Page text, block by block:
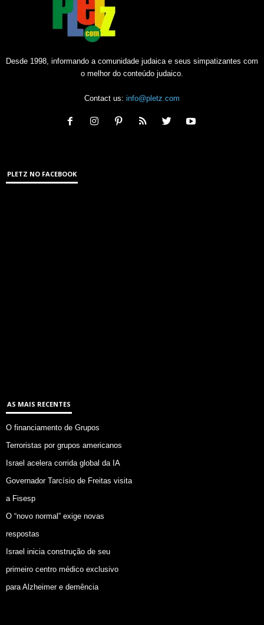
Desde 1998, informando a comunidade judaica e seus simpatizantes com
o melhor do conteúdo judaico.
Contact us: info@pletz.com
PLETZ NO FACEBOOK
AS MAIS RECENTES
O financiamento de Grupos
Terroristas por grupos americanos
Israel acelera corrida global da IA
Governador Tarcísio de Freitas visita
a Fisesp
O “novo normal” exige novas
respostas
Israel inicia construção de seu
primeiro centro médico exclusivo
para Alzheimer e demência